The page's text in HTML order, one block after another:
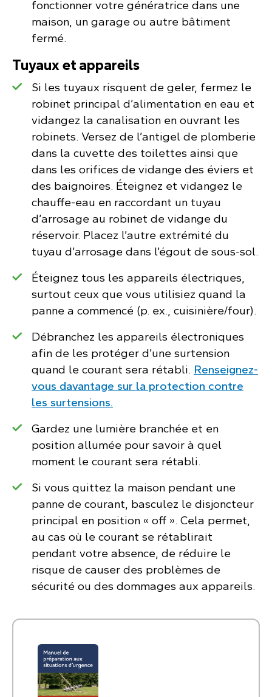
fonctionner votre génératrice dans une
maison, un garage ou autre bâtiment
fermé.
Tuyaux et appareils
Si les tuyaux risquent de geler, fermez le
robinet principal d’alimentation en eau et
vidangez la canalisation en ouvrant les
robinets. Versez de l’antigel de plomberie
dans la cuvette des toilettes ainsi que
dans les orifices de vidange des éviers et
des baignoires. Éteignez et vidangez le
chauffe-eau en raccordant un tuyau
d’arrosage au robinet de vidange du
réservoir. Placez l’autre extrémité du
tuyau d’arrosage dans l’égout de sous-sol.
Éteignez tous les appareils électriques,
surtout ceux que vous utilisiez quand la
panne a commencé (p. ex., cuisinière/four).
Débranchez les appareils électroniques
afin de les protéger d’une surtension
quand le courant sera rétabli. Renseignez-
vous davantage sur la protection contre
les surtensions.
Gardez une lumière branchée et en
position allumée pour savoir à quel
moment le courant sera rétabli.
Si vous quittez la maison pendant une
panne de courant, basculez le disjoncteur
principal en position « off ». Cela permet,
au cas où le courant se rétablirait
pendant votre absence, de réduire le
risque de causer des problèmes de
sécurité ou des dommages aux appareils.